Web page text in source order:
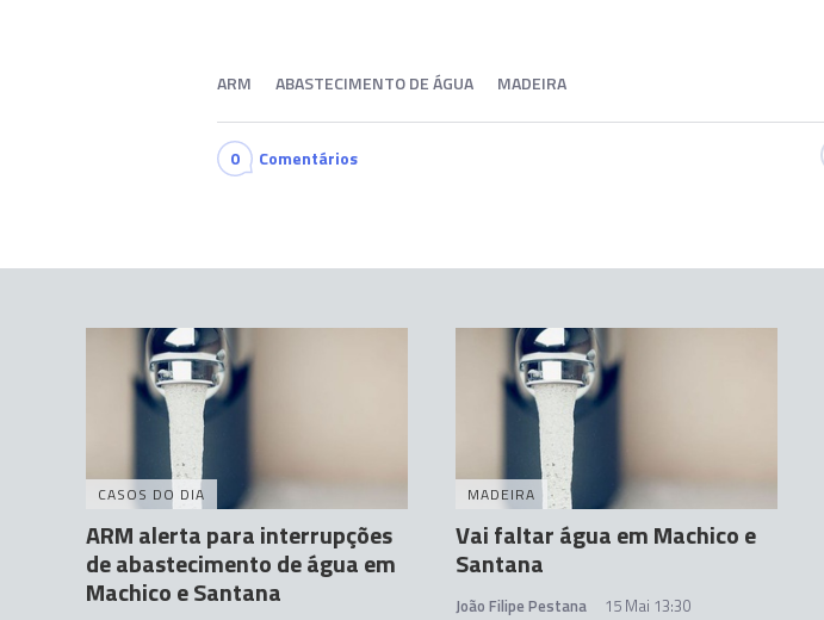
ARM ABASTECIMENTO DE ÁGUA MADEIRA
0 Comentários
CASOS DO DIA
ARM alerta para interrupções
de abastecimento de água em
Machico e Santana
MADEIRA
Vai faltar água em Machico e
Santana
João Filipe Pestana 15 Mai 13:30